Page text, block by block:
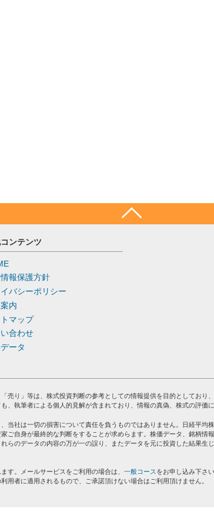
ンテンツ
報保護方針
バシーポリシー
内
マップ
合わせ
ータ
売り」等は、株式投資判断の参考としての情報提供を目的としてお
、執筆者による個人的見解が含まれており、情報の真偽、株式の評価
当社は一切の損害について責任を負うものではありません。日経平均
ご自身が最終的な判断をすることが求めらます。株価データ、銘柄
らのデータの内容の万が一の誤り、またデータを元に投資した結果生
す。メールサービスをご利用の場合は、 一般コースをお申し込み下さ
用者に適用されるもので、ご承諾頂けない場合はご利用頂けません。